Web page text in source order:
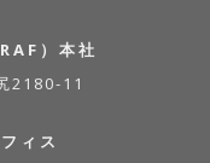
）本社
2180-11
ィス